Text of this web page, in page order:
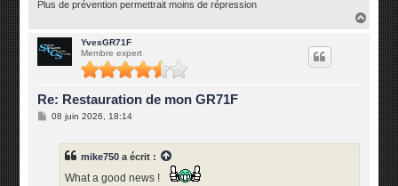
Plus de prévention permettrait moins de répression
YvesGR71F
Membre expert
Re: Restauration de mon GR71F
M08 juin 2026, 18:14
mike750 a écrit :
What a good news !